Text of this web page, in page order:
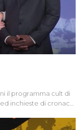
il programma cult di
inchieste di cronaca